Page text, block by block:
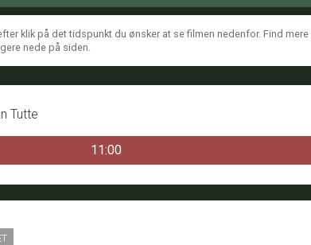
klik på det tidspunkt du ønsker at se filmen nedenfor. Find mere
nede på siden.
Tutte
11:00